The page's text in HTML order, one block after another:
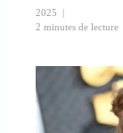
2025 |
2 minutes de lecture